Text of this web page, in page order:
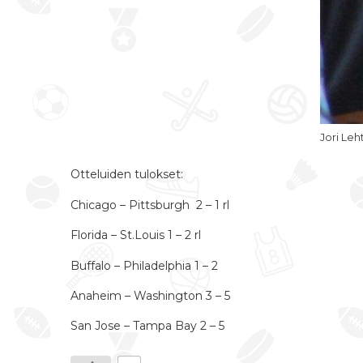
Jori
Otteluiden tulokset:
Chicago – Pittsburgh 2 – 1 rl
Florida – St.Louis 1 – 2 rl
Buffalo – Philadelphia 1 – 2
Anaheim – Washington 3 – 5
San Jose – Tampa Bay 2 – 5